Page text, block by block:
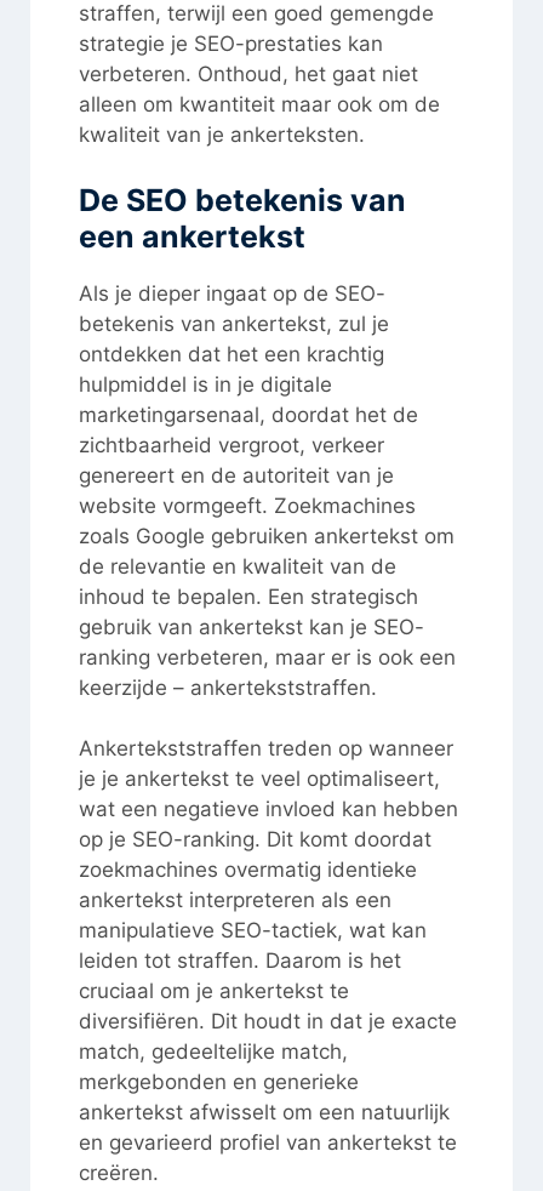
straffen, terwijl een goed gemengde
strategie je SEO-prestaties kan
verbeteren. Onthoud, het gaat niet
alleen om kwantiteit maar ook om de
kwaliteit van je ankerteksten.
De SEO betekenis van
een ankertekst
Als je dieper ingaat op de SEO-
betekenis van ankertekst, zul je
ontdekken dat het een krachtig
hulpmiddel is in je digitale
marketingarsenaal, doordat het de
zichtbaarheid vergroot, verkeer
genereert en de autoriteit van je
website vormgeeft. Zoekmachines
zoals Google gebruiken ankertekst om
de relevantie en kwaliteit van de
inhoud te bepalen. Een strategisch
gebruik van ankertekst kan je SEO-
ranking verbeteren, maar er is ook een
keerzijde – ankertekststraffen.
Ankertekststraffen treden op wanneer
je je ankertekst te veel optimaliseert,
wat een negatieve invloed kan hebben
op je SEO-ranking. Dit komt doordat
zoekmachines overmatig identieke
ankertekst interpreteren als een
manipulatieve SEO-tactiek, wat kan
leiden tot straffen. Daarom is het
cruciaal om je ankertekst te
diversifiëren. Dit houdt in dat je exacte
match, gedeeltelijke match,
merkgebonden en generieke
ankertekst afwisselt om een natuurlijk
en gevarieerd profiel van ankertekst te
creëren.